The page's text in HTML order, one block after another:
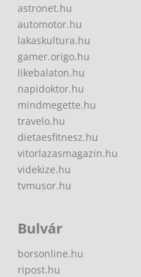
astronet.hu
automotor.hu
lakaskultura.hu
gamer.origo.hu
likebalaton.hu
napidoktor.hu
mindmegette.hu
travelo.hu
dietaesfitnesz.hu
vitorlazasmagazin.hu
videkize.hu
tvmusor.hu
Bulvár
borsonline.hu
ripost.hu